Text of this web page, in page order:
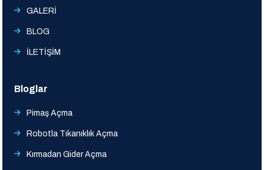
GALERİ
BLOG
İLETİŞİM
Bloglar
Pimaş Açma
Robotla Tıkanıklık Açma
Kırmadan Gider Açma